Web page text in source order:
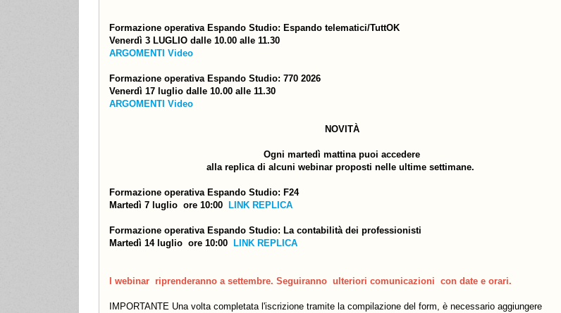
Formazione operativa Espando Studio: Espando telematici/TuttOK
Venerdì 3 LUGLIO dalle 10.00 alle 11.30
ARGOMENTI Video
Formazione operativa Espando Studio: 770 2026
Venerdì 17 luglio dalle 10.00 alle 11.30
ARGOMENTI Video
NOVITÀ
Ogni martedì mattina puoi accedere
alla replica di alcuni webinar proposti nelle ultime settimane.
Formazione operativa Espando Studio: F24
Martedì 7 luglio ore 10:00 LINK REPLICA
Formazione operativa Espando Studio: La contabilità dei professionisti
Martedì 14 luglio ore 10:00 LINK REPLICA
I webinar riprenderanno a settembre. Seguiranno ulteriori comunicazioni con date e orari.
IMPORTANTE Una volta completata l'iscrizione tramite la compilazione del form, è necessario aggiungere